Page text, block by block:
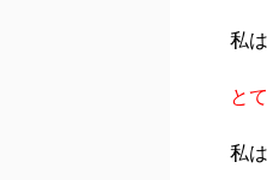
私
と
私